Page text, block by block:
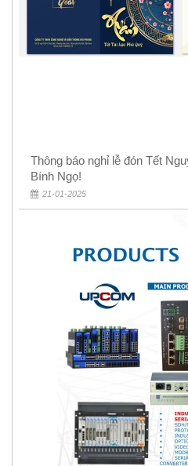
Thông báo nghỉ lễ đón Tết
Bính Ngọ!
21-01-2025